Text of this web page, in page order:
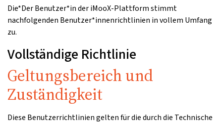
Die*Der Benutzer*in der iMooX-Plattform stimmt
nachfolgenden Benutzer*innenrichtlinien in vollem Umfang
zu.
Vollständige Richtlinie
Geltungsbereich und
Zuständigkeit
Diese Benutzerrichtlinien gelten für die durch die Technische